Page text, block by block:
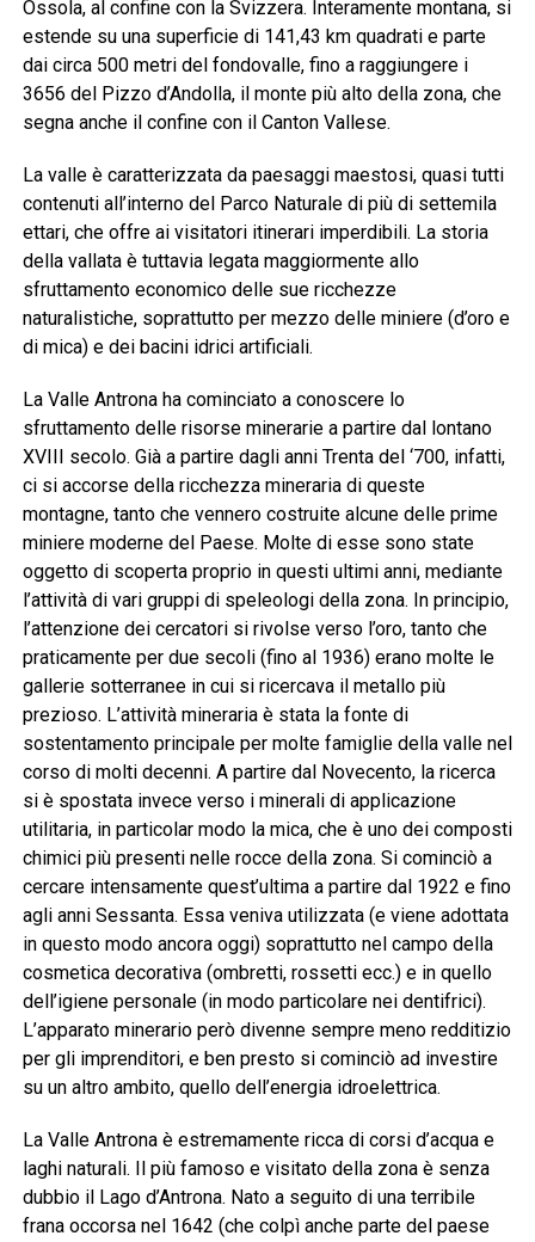
Ossola, al confine con la Svizzera. Interamente montana, si
estende su una superficie di 141,43 km quadrati e parte
dai circa 500 metri del fondovalle, fino a raggiungere i
3656 del Pizzo d’Andolla, il monte più alto della zona, che
segna anche il confine con il Canton Vallese.
La valle è caratterizzata da paesaggi maestosi, quasi tutti
contenuti all’interno del Parco Naturale di più di settemila
ettari, che offre ai visitatori itinerari imperdibili. La storia
della vallata è tuttavia legata maggiormente allo
sfruttamento economico delle sue ricchezze
naturalistiche, soprattutto per mezzo delle miniere (d’oro e
di mica) e dei bacini idrici artificiali.
La Valle Antrona ha cominciato a conoscere lo
sfruttamento delle risorse minerarie a partire dal lontano
XVIII secolo. Già a partire dagli anni Trenta del ‘700, infatti,
ci si accorse della ricchezza mineraria di queste
montagne, tanto che vennero costruite alcune delle prime
miniere moderne del Paese. Molte di esse sono state
oggetto di scoperta proprio in questi ultimi anni, mediante
l’attività di vari gruppi di speleologi della zona. In principio,
l’attenzione dei cercatori si rivolse verso l’oro, tanto che
praticamente per due secoli (fino al 1936) erano molte le
gallerie sotterranee in cui si ricercava il metallo più
prezioso. L’attività mineraria è stata la fonte di
sostentamento principale per molte famiglie della valle nel
corso di molti decenni. A partire dal Novecento, la ricerca
si è spostata invece verso i minerali di applicazione
utilitaria, in particolar modo la mica, che è uno dei composti
chimici più presenti nelle rocce della zona. Si cominciò a
cercare intensamente quest’ultima a partire dal 1922 e fino
agli anni Sessanta. Essa veniva utilizzata (e viene adottata
in questo modo ancora oggi) soprattutto nel campo della
cosmetica decorativa (ombretti, rossetti ecc.) e in quello
dell’igiene personale (in modo particolare nei dentifrici).
L’apparato minerario però divenne sempre meno redditizio
per gli imprenditori, e ben presto si cominciò ad investire
su un altro ambito, quello dell’energia idroelettrica.
La Valle Antrona è estremamente ricca di corsi d’acqua e
laghi naturali. Il più famoso e visitato della zona è senza
dubbio il Lago d’Antrona. Nato a seguito di una terribile
frana occorsa nel 1642 (che colpì anche parte del paese